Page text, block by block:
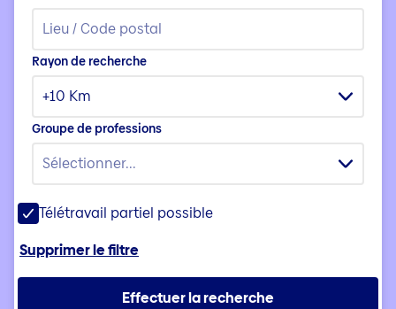
Rayon de recherche
+10 Km
Groupe de professions
Sélectionner...
Télétravail partiel possible
Supprimer le filtre
Effectuer la recherche